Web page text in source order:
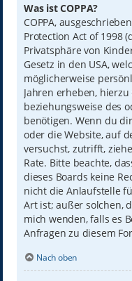
Was ist COPPA?
COPPA,
Protection Act of 1998
Privatsphäre von
Gesetz in den USA,
möglicherweise
Jahren erheben,
beziehungsweise des
benötigen. Wenn du
oder die Website, auf
versuchst, zutrifft,
Rate. Bitte beachte,
dieses Boards keine
nicht die Anlaufstelle
Art ist; außer solchen,
mich wenden, falls es
Anfragen zu diesem
Nach oben